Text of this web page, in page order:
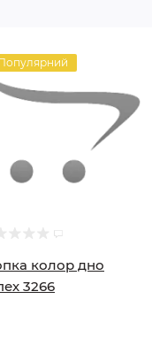
колор дно
3266